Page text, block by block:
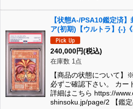
【状態A-/PSA10鑑定済
ア(初期)【ウルトラ】{-}
240,000円(税込)
在庫数 1点
【商品の状態について
必ずご確認下さい。 カー
詳細はこちら https://
shinsoku.jp/page/2 【鑑